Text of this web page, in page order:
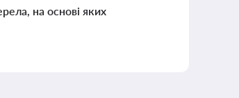
на основі яких